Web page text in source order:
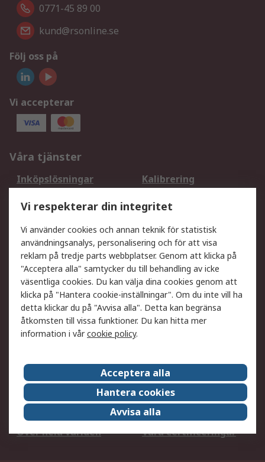
0771-45 89 00
kund@rsonline.se
Följ oss på
Vi accepterar
Våra tjänster
Inköpslösningar
Kalibrering
DesignSpark
Teknisk Support
Ditt lokala säljteam
Exportlösningar
Support
Få hjälp
Retur av varor
Leverans
Spåra din order
Begär en fakturakopi
Fördelar med RS-konto
Betalningsalternativ
Om RS
Försäljningsvillkor
Det juridiska
Press Centre
Jobba hos RS
ESG
Över hela världen
Våra certificeringar
Vi respekterar din integritet
Vi använder cookies och annan teknik för statistisk
användningsanalys, personalisering och för att visa
reklam på tredje parts webbplatser. Genom att klicka på
"Acceptera alla" samtycker du till behandling av icke
väsentliga cookies. Du kan välja dina cookies genom att
klicka på "Hantera cookie-inställningar". Om du inte vill ha
detta klickar du på "Avvisa alla". Detta kan begränsa
åtkomsten till vissa funktioner. Du kan hitta mer
information i vårcookie policy.
Acceptera alla
Hantera cookies
Avvisa alla